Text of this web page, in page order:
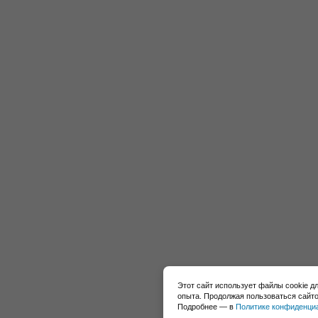
Этот сайт использует файлы cookie
опыта. Продолжая пользоваться
Подробнее — в Политике